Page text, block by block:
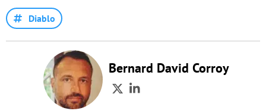
Diablo
Bernard David Corroy
TwitterLinkedIn